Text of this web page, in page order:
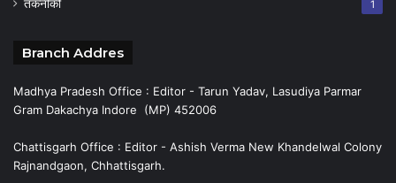
तकनीकी 1
Branch Addres
Madhya Pradesh Office : Editor - Tarun Yadav, Lasudiya Parmar
Gram Dakachya Indore (MP) 452006
Chattisgarh Office : Editor - Ashish Verma New Khandelwal Colony
Rajnandgaon, Chhattisgarh.